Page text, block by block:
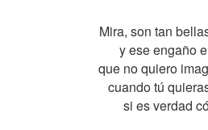
Mira, son tan
y ese engaño
que no quiero
cuando tú
si es verdad